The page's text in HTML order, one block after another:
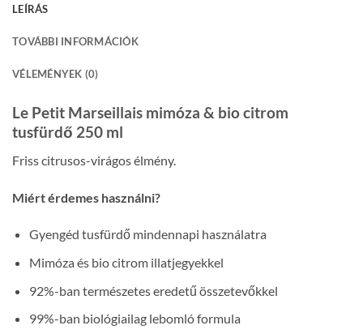
LEÍRÁS
TOVÁBBI INFORMÁCIÓK
VÉLEMÉNYEK (0)
Le Petit Marseillais mimóza & bio citrom
tusfürdő 250 ml
Friss citrusos-virágos élmény.
Miért érdemes használni?
Gyengéd tusfürdő mindennapi használatra
Mimóza és bio citrom illatjegyekkel
92%-ban természetes eredetű összetevőkkel
99%-ban biológiailag lebomló formula